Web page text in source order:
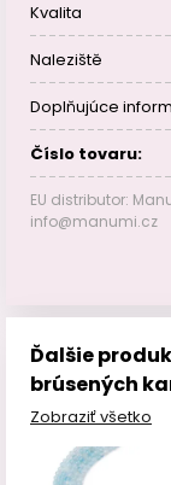
Kvalita
Naleziště
Doplňujúce
Číslo tovaru:
EU distributor:
info@manumi.cz
Ďalšie
brúsených
Zobraziť všetko